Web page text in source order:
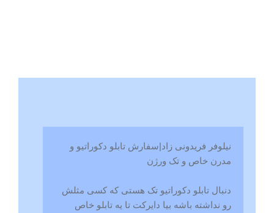
نیلوفر فریدونی زاد|سفارش تابلو دکوراتیو و
مدرن خاص و تک ورژن
دنبال تابلو دکوراتیو تک هستی که کسی مثلش
رو نداشته باشه بیا دایرکت تا یه تابلو خاص